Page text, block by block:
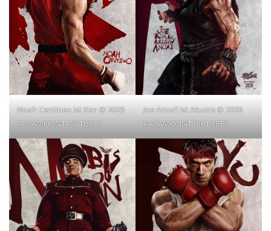
Noah Centineo ist Ken © 2026
PARAMOUNT PICTURES
Joe Anoa’i ist Akuma © 2026
PARAMOUNT PICTURES